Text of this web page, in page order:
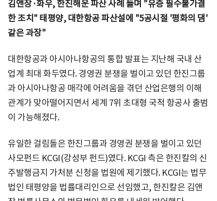
김앤장·화우, 한진해운 파산 사례 들며 "유증 필수불가결
한 조치" 태평양, 대한항공 파산설에 "5공시절 '평화의 댐'
같은 과장"
대한항공과 아시아나항공의 통합 발표는 지난해 국내 산
업계 최대 화두였다. 경영권 분쟁을 벌이고 있던 한진그룹
과 아시아나항공 매각에 어려움을 겪던 산업은행의 이해
관계가 맞아떨어지면서 세계 7위 초대형 국적 항공사 출범
이 가능해졌다.
유일한 걸림돌은 한진그룹과 경영권 분쟁을 벌이고 있던
사모펀드 KCGI(강성부 펀드)였다. KCGI 측은 한진칼의 신
주발행금지 가처분 신청을 법원에 제기했다. KCGI는 법무
법인 태평양을 법률대리인으로 선임했고, 한진칼은 김앤